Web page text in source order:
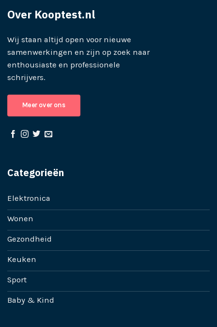
Over Kooptest.nl
Wij staan altijd open voor nieuwe
samenwerkingen en zijn op zoek naar
enthousiaste en professionele
schrijvers.
Meer over ons
Categorieën
Elektronica
Wonen
Gezondheid
Keuken
Sport
Baby & Kind